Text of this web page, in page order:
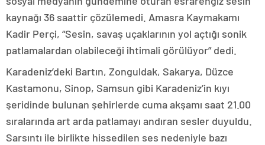
kaynağı 36 saattir çözülemedi. Amasra Kaymakamı
Kadir Perçi, “Sesin, savaş uçaklarının yol açtığı sonik
patlamalardan olabileceği ihtimali görülüyor” dedi.
Karadeniz’deki Bartın, Zonguldak, Sakarya, Düzce
Kastamonu, Sinop, Samsun gibi Karadeniz’in kıyı
şeridinde bulunan şehirlerde cuma akşamı saat 21.00
sıralarında art arda patlamayı andıran sesler duyuldu.
Sarsıntı ile birlikte hissedilen ses nedeniyle bazı